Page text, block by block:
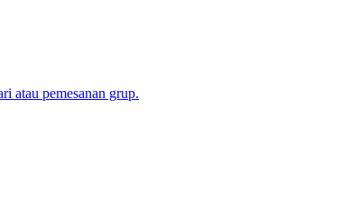
atau pemesanan grup.